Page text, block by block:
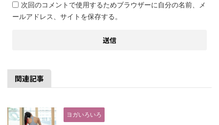
次回のコメントで使用するためブラウザーに自分の名前、メ
ールアドレス、サイトを保存する。
関連記事
ヨガいろいろ